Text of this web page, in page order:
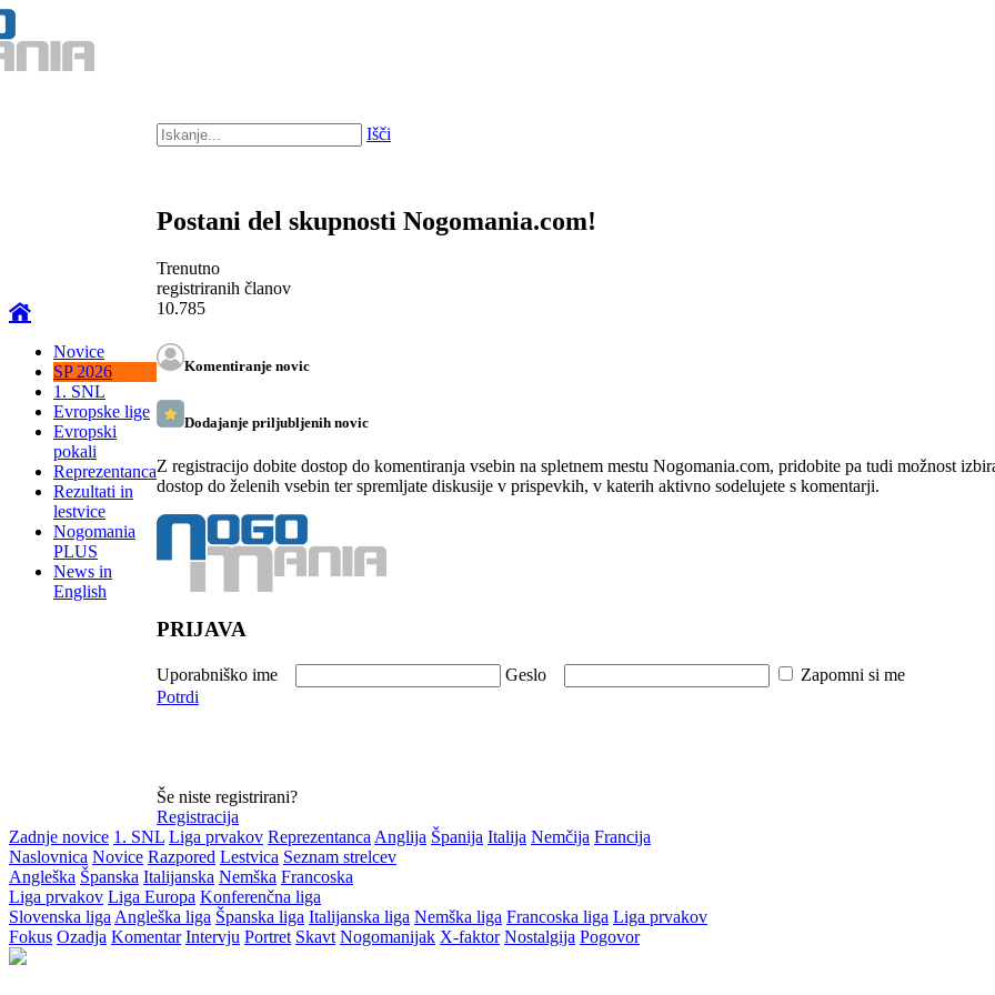
Novice
SP 2026
1. SNL
Evropske lige
Evropski
pokali
Reprezentanca
Rezultati in
lestvice
Nogomania
PLUS
News in
English
Išči
Postani del skupnosti Nogomania.com!
Trenutno
registriranih članov
10.785
Komentiranje novic
Dodajanje priljubljenih novic
Z registracijo dobite dostop do komentiranja vsebin na spletnem mestu Nogomania.com, pridobite pa tudi možnost
dostop do želenih vsebin ter spremljate diskusije v prispevkih, v katerih aktivno sodelujete s komentarji.
PRIJAVA
Uporabniško ime Geslo Zapomni si me
Potrdi
Še niste registrirani?
Registracija
Zadnje novice 1. SNL Liga prvakov Reprezentanca Anglija Španija Italija Nemčija Francija
Naslovnica Novice Razpored Lestvica Seznam strelcev
Angleška Španska Italijanska Nemška Francoska
Liga prvakov Liga Europa Konferenčna liga
Slovenska liga Angleška liga Španska liga Italijanska liga Nemška liga Francoska liga Liga prvakov
Fokus Ozadja Komentar Intervju Portret Skavt Nogomanijak X-faktor Nostalgija Pogovor